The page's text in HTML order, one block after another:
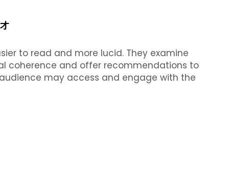
to read and more lucid. They examine
coherence and offer recommendations to
may access and engage with the